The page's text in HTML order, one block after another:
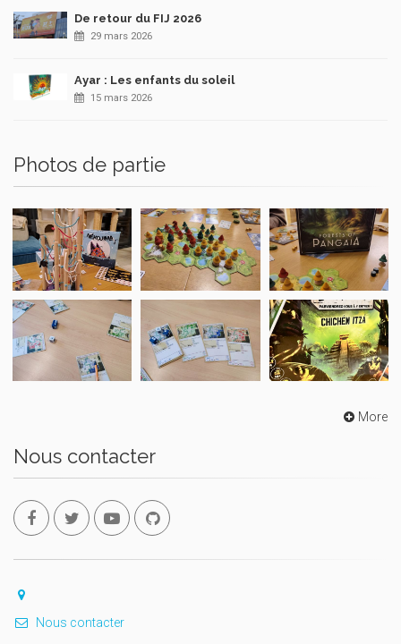
De retour du FIJ 2026
29 mars 2026
Ayar : Les enfants du soleil
15 mars 2026
Photos de partie
More
Nous contacter
Nous contacter